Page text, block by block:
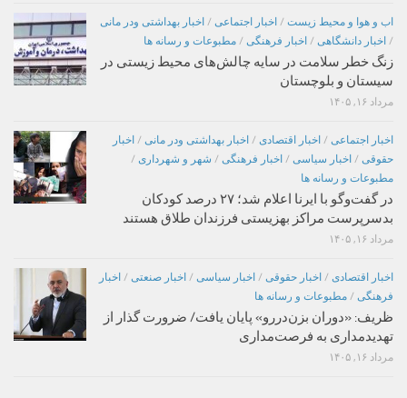
اب و هوا و محیط زیست / اخبار اجتماعی / اخبار بهداشتی ودر مانی
/ اخبار دانشگاهی / اخبار فرهنگی / مطبوعات و رسانه ها
زنگ خطر سلامت در سایه چالش‌های محیط زیستی در
سیستان و بلوچستان
مرداد ۱۶, ۱۴۰۵
اخبار اجتماعی / اخبار اقتصادی / اخبار بهداشتی ودر مانی / اخبار
حقوقی / اخبار سیاسی / اخبار فرهنگی / شهر و شهرداری /
مطبوعات و رسانه ها
در گفت‌وگو با ایرنا اعلام شد؛ ۲۷ درصد کودکان
بدسرپرست مراکز بهزیستی فرزندان طلاق هستند
مرداد ۱۶, ۱۴۰۵
اخبار اقتصادی / اخبار حقوقی / اخبار سیاسی / اخبار صنعتی / اخبار
فرهنگی / مطبوعات و رسانه ها
ظریف: «دوران بزن‌دررو» پایان یافت/ ضرورت گذار از
تهدیدمداری به فرصت‌مداری
مرداد ۱۶, ۱۴۰۵